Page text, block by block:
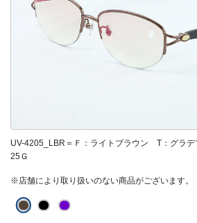
UV-4205_LBR＝Ｆ：ライトブラウン T：グラ
25Ｇ
※店舗により取り扱いのない商品がございます。